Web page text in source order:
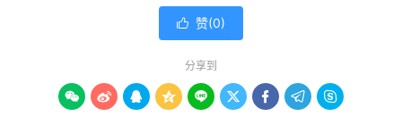
 赞(0)
分享到
        